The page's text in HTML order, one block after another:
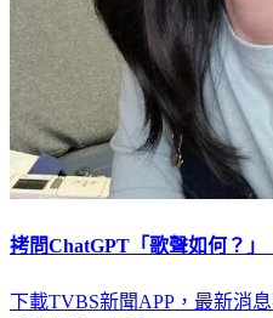
拷問ChatGPT「歌聲如何？
下載TVBS新聞APP，最新消